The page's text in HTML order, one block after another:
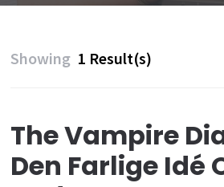
Showing 1 Result(s)
The Vampire
Den Farlige Idé